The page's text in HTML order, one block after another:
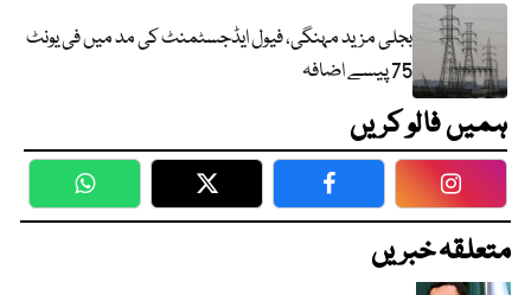
بجلی مزید مہنگی، فیول ایڈجسٹمنٹ کی مد میں فی یونٹ
75 پیسے اضافہ
ہمیں فالو کریں
WhatsApp Twitter Facebook
متعلقہ خبریں